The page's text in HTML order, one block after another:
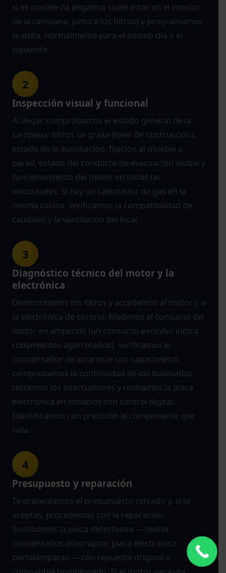
si es posible (la pegatina suele estar en el interior
de la campana, junto a los filtros) y programamos
la visita, normalmente para el mismo día o el
siguiente.
2
Inspección visual y funcional
Al llegar, comprobamos el estado general de la
campana: filtros de grasa (nivel de obstrucción),
estado de la iluminación, fijación al mueble o
pared, estado del conducto de evacuación visible y
funcionamiento del motor en todas las
velocidades. Si hay un calentador de gas en la
misma cocina, verificamos la compatibilidad de
caudales y la ventilación del local.
3
Diagnóstico técnico del motor y la
electrónica
Desmontamos los filtros y accedemos al motor y a
la electrónica de control. Medimos el consumo del
motor en amperios (un consumo excesivo indica
rodamientos agarrotados), verificamos el
condensador de arranque con capacímetro,
comprobamos la continuidad de los bobinados,
testamos los interruptores y revisamos la placa
electrónica en modelos con control digital.
Identificamos con precisión el componente que
falla.
4
Presupuesto y reparación
Te presentamos el presupuesto cerrado y, si lo
aceptas, procedemos con la reparación.
Sustituimos la pieza defectuosa — motor,
condensador, interruptor, placa electrónica,
portalámparas — con repuesto original o